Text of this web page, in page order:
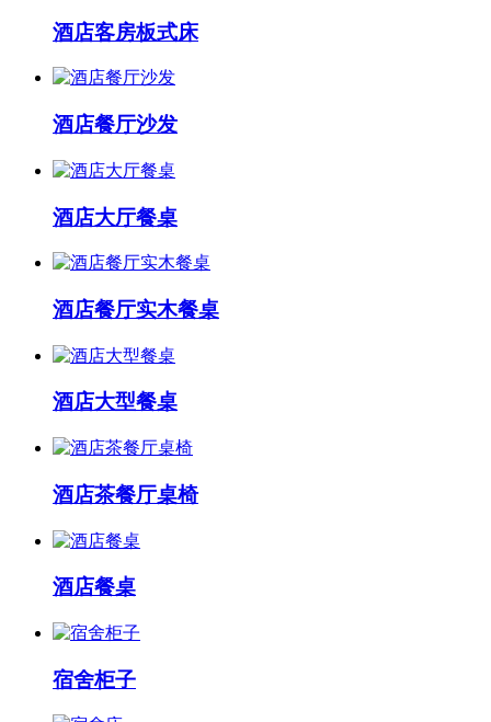
酒店客房板式床
酒店餐厅沙发
酒店大厅餐桌
酒店餐厅实木餐桌
酒店大型餐桌
酒店茶餐厅桌椅
酒店餐桌
宿舍柜子